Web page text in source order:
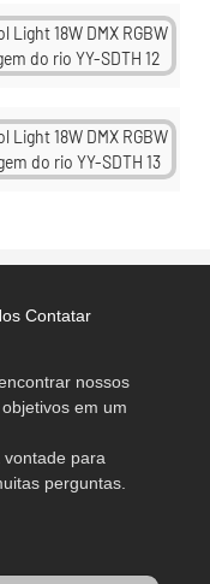
Contatar
nossos
em um
para
perguntas.